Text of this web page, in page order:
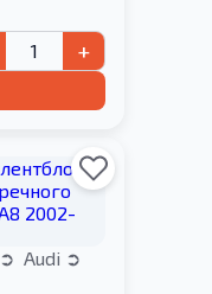
+
Audi